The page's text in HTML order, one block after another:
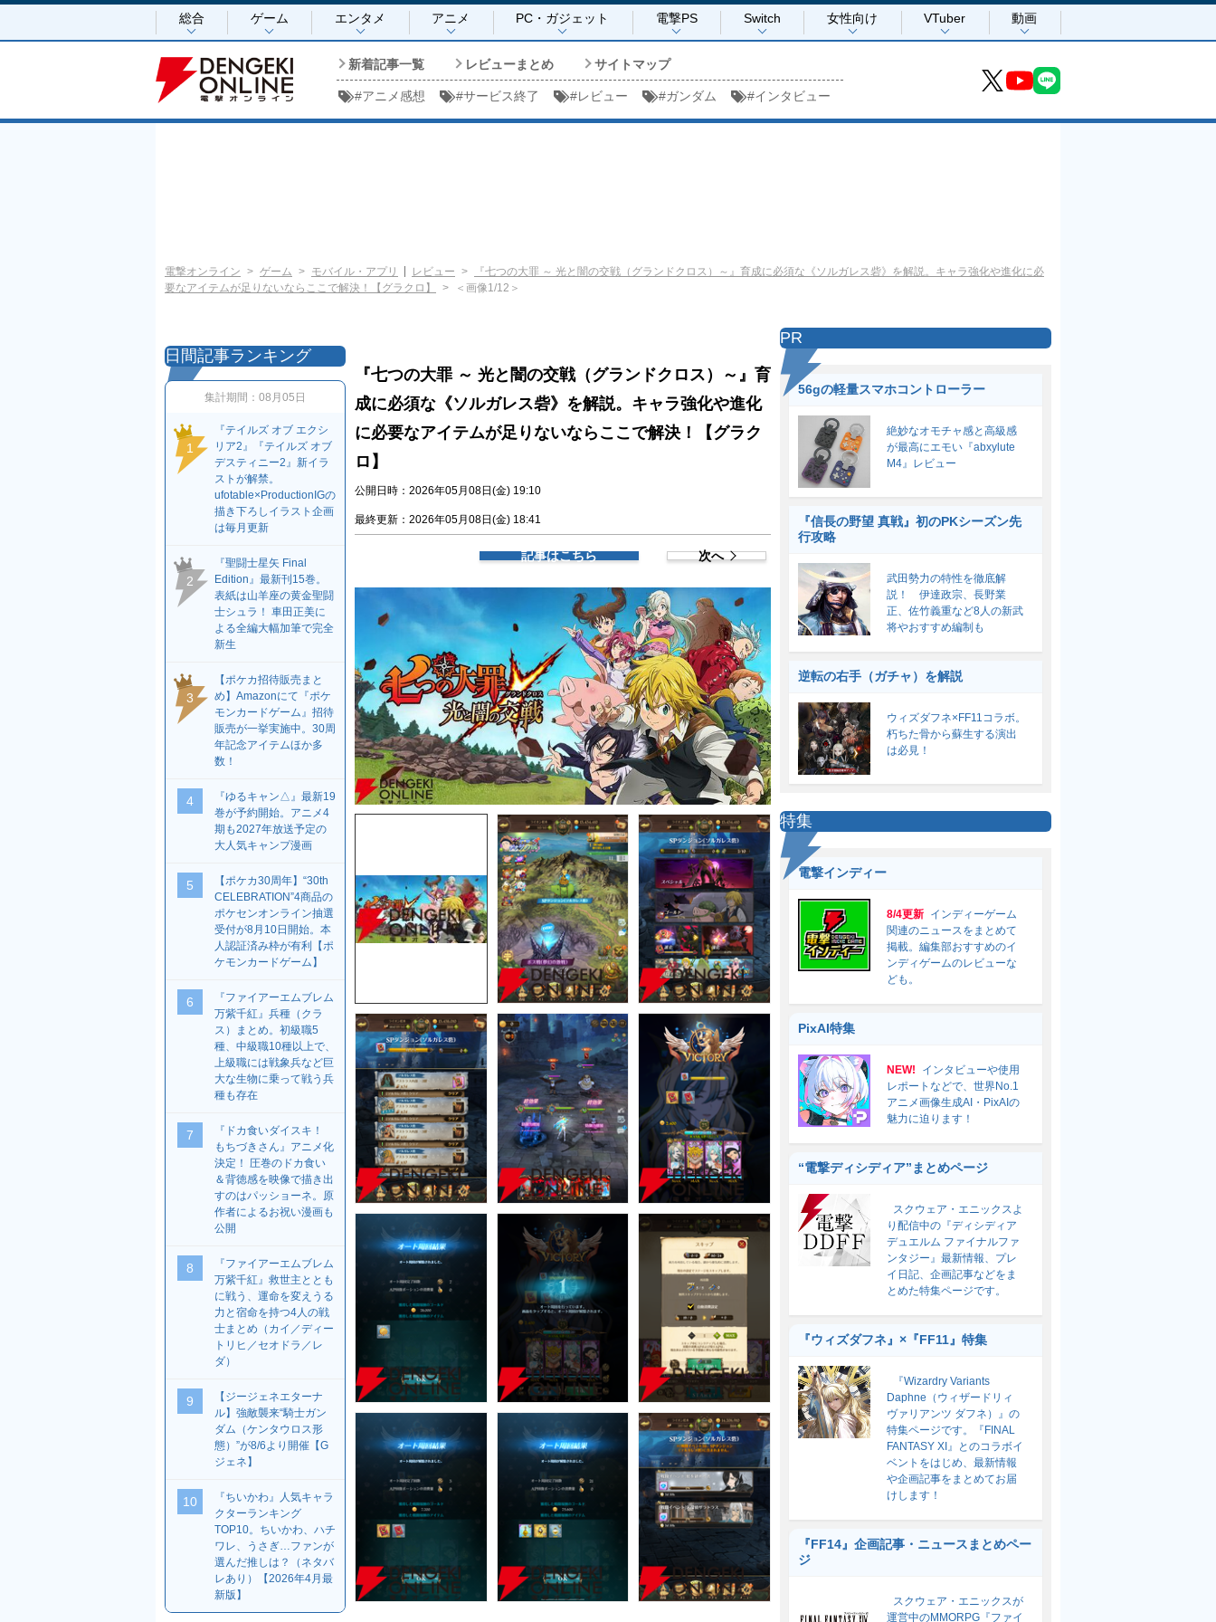
総合 ゲーム エンタメ アニメ PC・ガジェット 電撃PS Switch 女性向け VTuber 動画
新着記事一覧 レビューまとめ サイトマップ
#アニメ感想 #サービス終了 #レビュー #ガンダム #インタビュー
電撃オンライン ゲーム モバイル・アプリ レビュー
『七つの大罪 ～ 光と闇の交戦（グランドクロス）～』育成に必須な《ソルガレス砦》を解説。キャラ強化や進化に必
要なアイテムが足りないならここで解決！【グラクロ】
＜画像1/12＞
『七つの大罪 ～ 光と闇の交戦（グランドクロス）～』育
成に必須な《ソルガレス砦》を解説。キャラ強化や進化
に必要なアイテムが足りないならここで解決！【グラク
ロ】
公開日時：2026年05月08日(金) 19:10
最終更新：2026年05月08日(金) 18:41
記事はこちら 次へ
日間記事ランキング
集計期間： 08月05日
1
『テイルズ オブ エクシ
リア2』『テイルズ オブ
デスティニー2』新イラ
ストが解禁。
ufotable×ProductionIGの
描き下ろしイラスト企画
は毎月更新
2
『聖闘士星矢 Final
Edition』最新刊15巻。
表紙は山羊座の黄金聖闘
士シュラ！ 車田正美に
よる全編大幅加筆で完全
新生
3
【ポケカ招待販売まと
め】Amazonにて『ポケ
モンカードゲーム』招待
販売が一挙実施中。30周
年記念アイテムほか多
数！
4
『ゆるキャン△』最新19
巻が予約開始。アニメ4
期も2027年放送予定の
大人気キャンプ漫画
5
【ポケカ30周年】“30th
CELEBRATION”4商品の
ポケセンオンライン抽選
受付が8月10日開始。本
人認証済み枠が有利【ポ
ケモンカードゲーム】
6
『ファイアーエムブレム
万紫千紅』兵種（クラ
ス）まとめ。初級職5
種、中級職10種以上で、
上級職には戦象兵など巨
大な生物に乗って戦う兵
種も存在
7
『ドカ食いダイスキ！
もちづきさん』アニメ化
決定！ 圧巻のドカ食い
＆背徳感を映像で描き出
すのはパッショーネ。原
作者によるお祝い漫画も
公開
8
『ファイアーエムブレム
万紫千紅』救世主ととも
に戦う、運命を変えうる
力と宿命を持つ4人の戦
士まとめ（カイ／ディー
トリヒ／セオドラ／レ
ダ）
9
【ジージェネエターナ
ル】強敵襲来“騎士ガン
ダム（ケンタウロス形
態）”が8/6より開催【G
ジェネ】
10
『ちいかわ』人気キャラ
クターランキング
TOP10。ちいかわ、ハチ
ワレ、うさぎ…ファンが
選んだ推しは？（ネタバ
レあり）【2026年4月最
新版】
PR
56gの軽量スマホコントローラー
絶妙なオモチャ感と高級感
が最高にエモい『abxylute
M4』レビュー
『信長の野望 真戦』初のPKシーズン先
行攻略
武田勢力の特性を徹底解
説！ 伊達政宗、長野業
正、佐竹義重など8人の新武
将やおすすめ編制も
逆転の右手（ガチャ）を解説
ウィズダフネ×FF11コラボ。
朽ちた骨から蘇生する演出
は必見！
特集
電撃インディー
8/4更新 インディーゲーム
関連のニュースをまとめて
掲載。編集部おすすめのイ
ンディゲームのレビューな
ども。
PixAI特集
NEW!
インタビューや使用
レポートなどで、世界No.1
アニメ画像生成AI・PixAIの
魅力に迫ります！
“電撃ディシディア”まとめページ
スクウェア・エニックスよ
り配信中の『ディシディア
デュエルム ファイナルファ
ンタジー』最新情報、プレ
イ日記、企画記事などをま
とめた特集ページです。
『ウィズダフネ』×『FF11』特集
『Wizardry Variants
Daphne（ウィザードリィ
ヴァリアンツ ダフネ）』の
特集ページです。『FINAL
FANTASY XI』とのコラボイ
ベントをはじめ、最新情報
や企画記事をまとめてお届
けします！
『FF14』企画記事・ニュースまとめペー
ジ
スクウェア・エニックスが
運営中のMMORPG『ファイ